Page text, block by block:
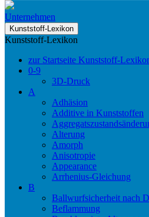
Unternehmen
Kunststoff-Lexikon
Kunststoff-Lexikon
zur Startseite Kunststoff-
0-9
3D-Druck
A
Adhäsion
Additive in Kunststoffen
Alterung
Amorph
Anisotropie
Appearance
Arrhenius-Gleichung
B
Ballwurfsicherheit nach
Beflammung